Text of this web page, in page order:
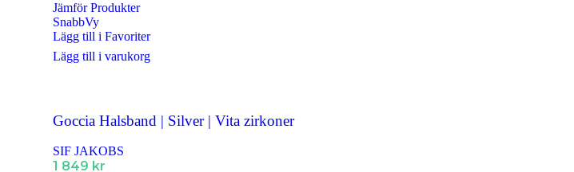
Berlocker
Armband Barn
Jämför Produkter
SnabbVy
Lägg till i Favoriter
Lägg till i varukorg
Goccia Halsband | Silver | Vita zirkoner
SIF JAKOBS
1 849 kr